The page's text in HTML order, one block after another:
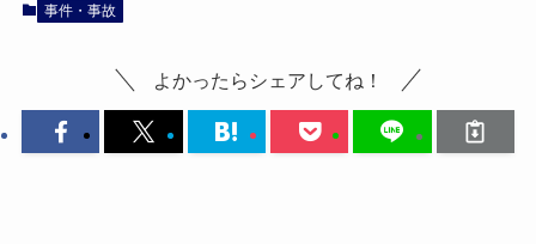
事件・事故
よかったらシェアしてね！